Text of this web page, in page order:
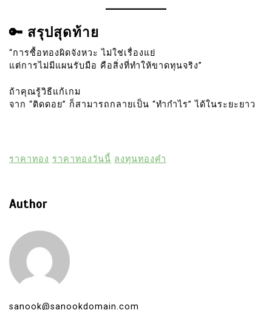
🔑 สรุปสุดท้าย
“การซื้อทองผิดจังหวะ ไม่ใช่เรื่องแย่
แต่การไม่มีแผนรับมือ คือสิ่งที่ทำให้ขาดทุนจริง”
ถ้าคุณรู้วิธีแก้เกม
จาก “ติดดอย” ก็สามารถกลายเป็น “ทำกำไร” ได้ในระยะยาว
ราคาทอง ราคาทองวันนี้ ลงทุนทองคำ
Author
sanook@sanookdomain.com